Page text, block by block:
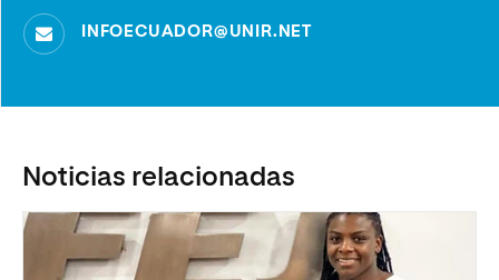
INFOECUADOR@UNIR.NET
Noticias relacionadas